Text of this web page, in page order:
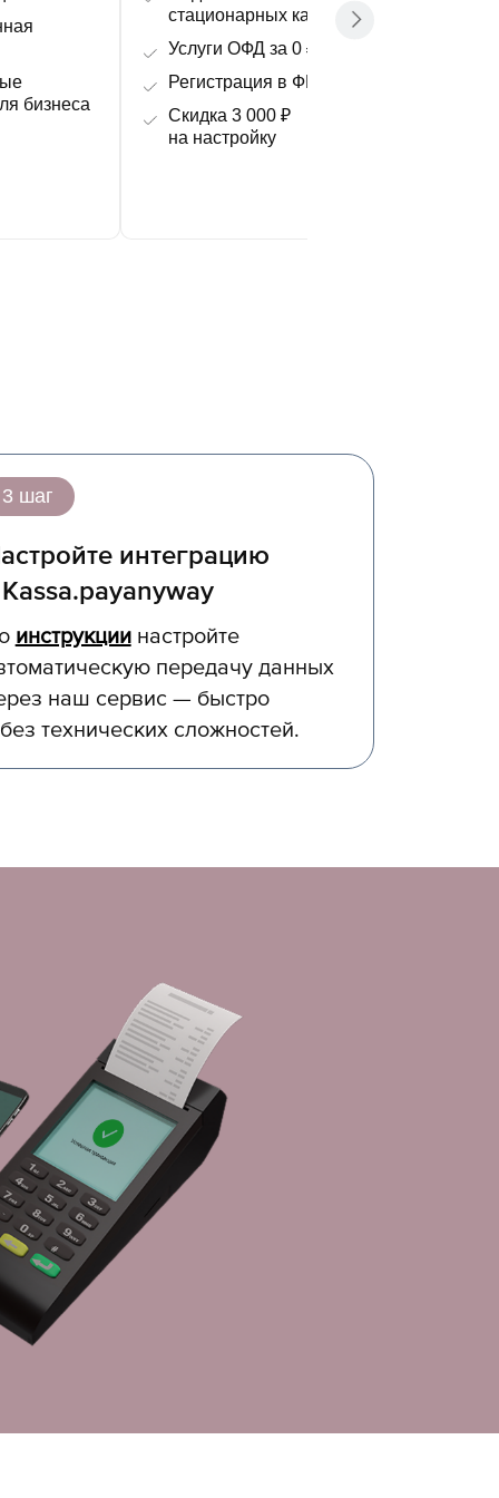
бизнеса
стационарных касс
Услуги ОФД за 0 ₽
Регистрация в ФНС
Скидка 3 000 ₽
на настройку
3 шаг
интеграцию
инструкциинастройте
передачу данных
наш сервис — быстро
технических сложностей.